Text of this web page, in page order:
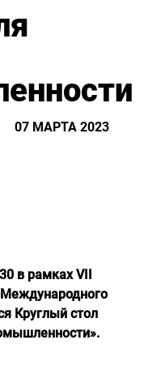
07 МАРТА 2023
в рамках VII
Международного
Круглый стол